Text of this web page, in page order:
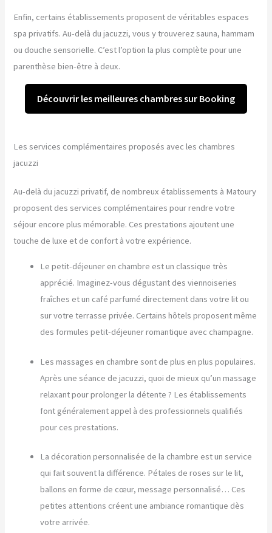
Enfin, certains établissements proposent de véritables espaces
spa privatifs. Au-delà du jacuzzi, vous y trouverez sauna, hammam
ou douche sensorielle. C’est l’option la plus complète pour une
parenthèse bien-être à deux.
Découvrir les meilleures chambres sur Booking
Les services complémentaires proposés avec les chambres
jacuzzi
Au-delà du jacuzzi privatif, de nombreux établissements à Matoury
proposent des services complémentaires pour rendre votre
séjour encore plus mémorable. Ces prestations ajoutent une
touche de luxe et de confort à votre expérience.
Le petit-déjeuner en chambre est un classique très
apprécié. Imaginez-vous dégustant des viennoiseries
fraîches et un café parfumé directement dans votre lit ou
sur votre terrasse privée. Certains hôtels proposent même
des formules petit-déjeuner romantique avec champagne.
Les massages en chambre sont de plus en plus populaires.
Après une séance de jacuzzi, quoi de mieux qu’un massage
relaxant pour prolonger la détente ? Les établissements
font généralement appel à des professionnels qualifiés
pour ces prestations.
La décoration personnalisée de la chambre est un service
qui fait souvent la différence. Pétales de roses sur le lit,
ballons en forme de cœur, message personnalisé… Ces
petites attentions créent une ambiance romantique dès
votre arrivée.